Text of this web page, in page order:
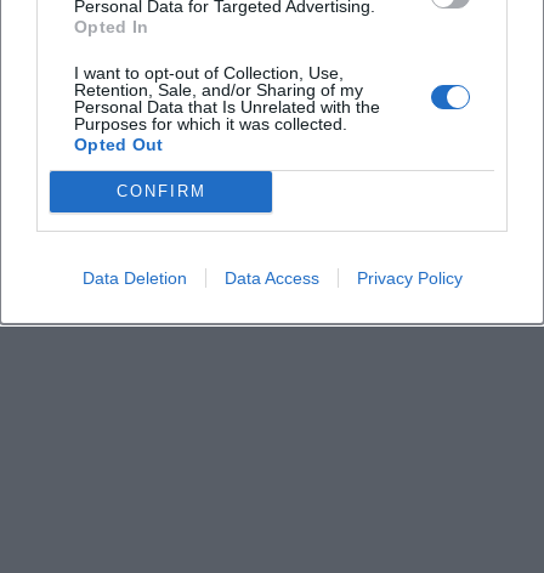
Personal Data for Targeted Advertising.
Opted In
I want to opt-out of Collection, Use,
Retention, Sale, and/or Sharing of my
Personal Data that Is Unrelated with the
Purposes for which it was collected.
Opted Out
CONFIRM
Data Deletion Data Access Privacy Policy
statt?